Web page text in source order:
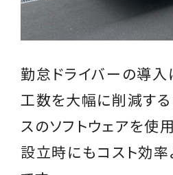
勤怠ドライバーの導入
工数を大幅に削減する
スのソフトウェアを使
設立時にもコスト効